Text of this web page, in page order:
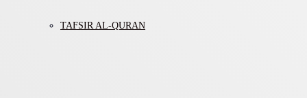
TAFSIR AL-QURAN